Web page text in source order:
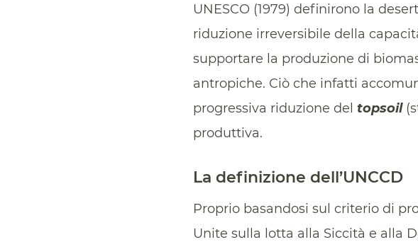
UNESCO (1979) definirono la
riduzione irreversibile della
supportare la produzione di
antropiche. Ciò che infatti
progressiva riduzione del topsoil
produttiva.
La definizione dell’UNCCD
Proprio basandosi sul criterio di
Unite sulla lotta alla Siccità e alla